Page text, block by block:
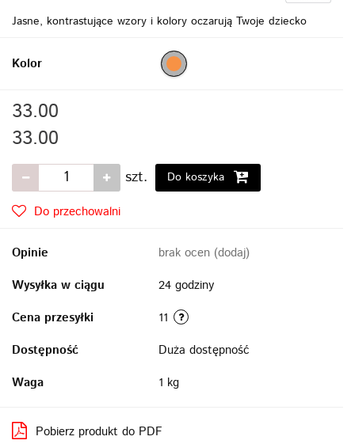
Jasne, kontrastujące wzory i kolory oczarują Twoje dziecko
Kolor
33.00
33.00
szt. Do koszyka
Do przechowalni
Opinie brak ocen (dodaj)
Wysyłka w ciągu
24 godziny
Cena przesyłki
11
Dostępność
Duża dostępność
Waga
1 kg
Pobierz produkt do PDF